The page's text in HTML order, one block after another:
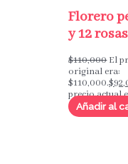
Florero
y 12 rosas
$110,000 El
original era:
$110,000.$
precio actual
Añadir al